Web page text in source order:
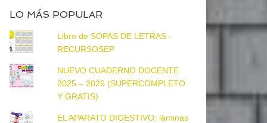
LO MÁS POPULAR
Libro de SOPAS DE LETRAS -
RECURSOSEP
NUEVO CUADERNO DOCENTE
2025 – 2026 (SUPERCOMPLETO
Y GRATIS)
EL APARATO DIGESTIVO: láminas